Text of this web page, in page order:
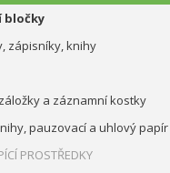
bločky
zápisníky, knihy
a záznamní kostky
pauzovací a uhlový papír
PROSTŘEDKY